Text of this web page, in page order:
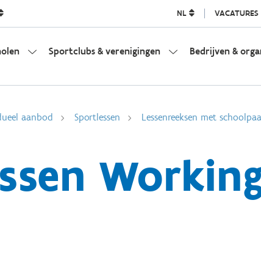
NL VACATURES
Sportclubs & verenigingen Bedrijven &
aanbod Sportlessen Lessenreeksen met